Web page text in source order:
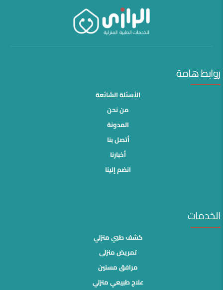
روابط هامة
الأسئلة الشائعة
من نحن
المدونة
أتصل بنا
أخبارنا
انضم إلينا
الخدمات
كشف طبي منزلي
تمريض منزلى
مرافق مسنين
علاج طبيعي منزلي